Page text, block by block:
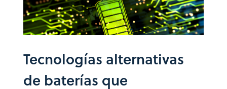
Tecnologías alternativas
de baterías que